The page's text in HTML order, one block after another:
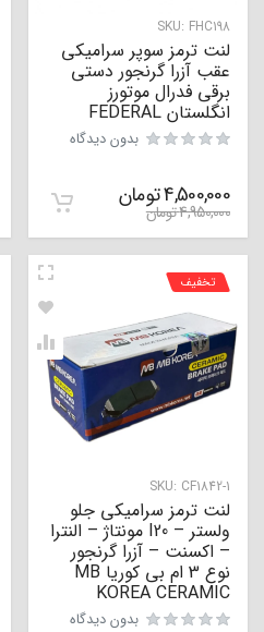
SKU: FHC198
لنت ترمز سوپر سرامیکی
عقب آزرا گرنجور دستی
برقی فدرال موتورز
انگلستان FEDERAL
بدون دیدگاه
4,500,000تومان
4,950,000تومان
SKU: CF1842-1
تخفیف
لنت ترمز سرامیکی جلو
ولستر – I20 مونتاژ – النترا
– اکسنت – آزرا گرنجور
نوع 3 ام بی کوریا MB
KOREA CERAMIC
بدون دیدگاه